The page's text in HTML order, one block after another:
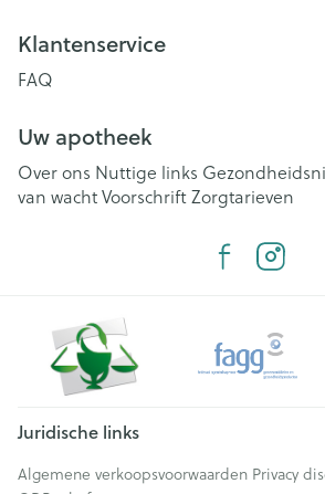
Klantenservice
FAQ
Uw apotheek
Over ons Nuttige links
van wachtVoorschriftZorgtarieven
Juridische links
Algemene verkoopsvoorwaarden Privacy